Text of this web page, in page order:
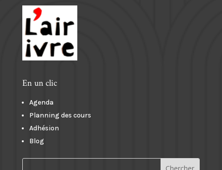
En un clic
Agenda
Planning des cours
Adhésion
Blog